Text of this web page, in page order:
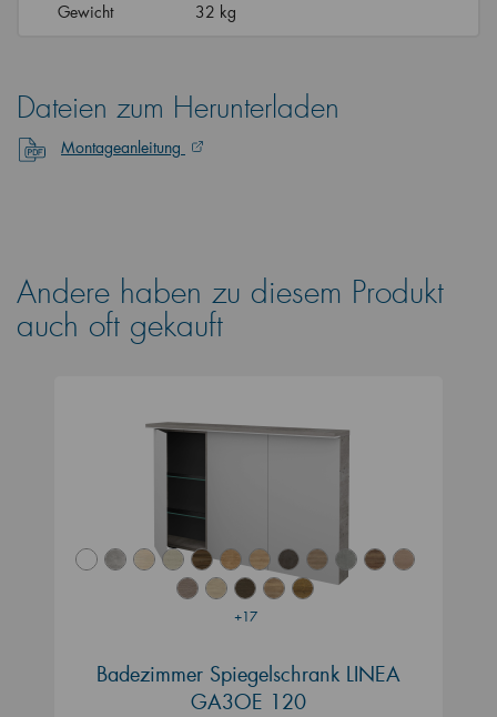
Gewicht
32 kg
Dateien zum Herunterladen
Montageanleitung
Andere haben zu diesem Produkt
auch oft gekauft
+17
Badezimmer Spiegelschrank LINEA
GA3OE 120